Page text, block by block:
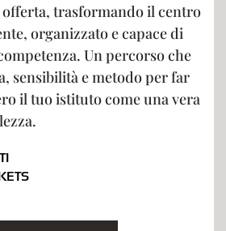
trasformando il centro
organizzato e capace di
Un percorso che
sensibilità e metodo per far
il tuo istituto come una vera